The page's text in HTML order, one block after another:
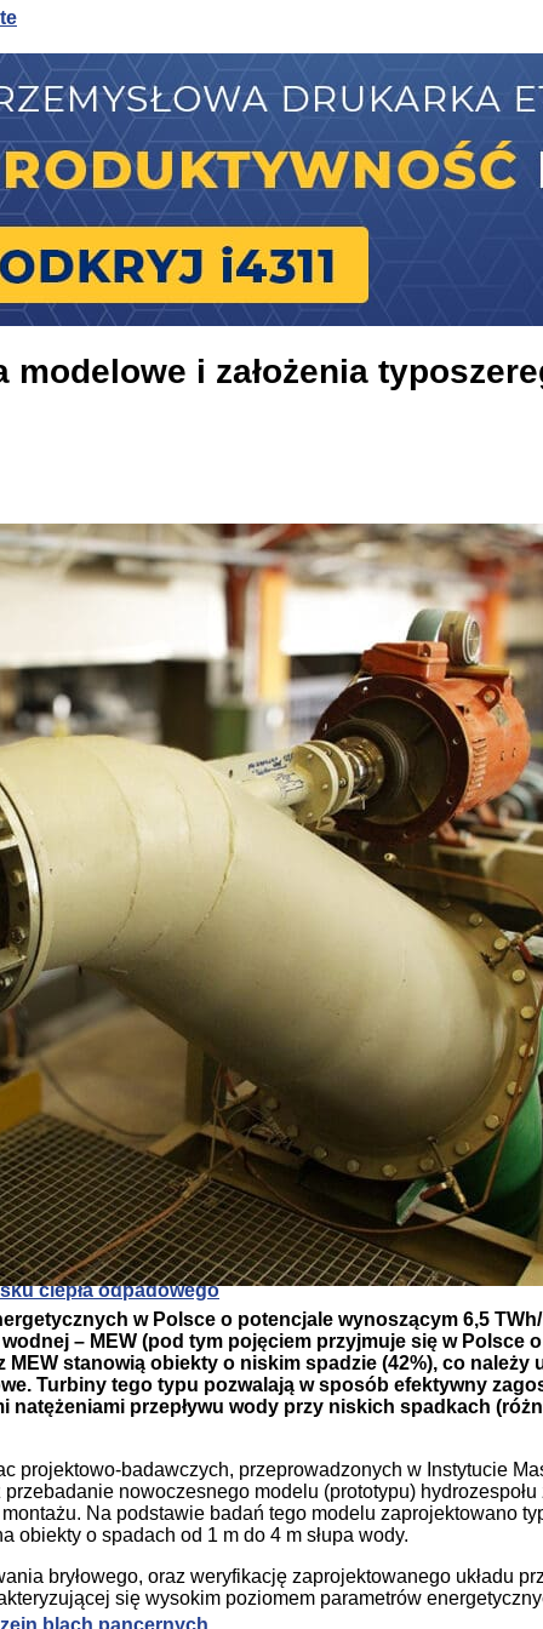
chłodzenia
ciepła odpadowego
blach pancernych
chłodzenia
ciepła odpadowego
blach pancernych
i założenia
w Polsce o potencjale wynoszącym 6,5 TWh/
– MEW (pod tym pojęciem przyjmuje się w Polsce
stanowią obiekty o niskim spadzie (42%), co
Turbiny tego typu pozwalają w sposób efektywny
przepływu wody przy niskich spadkach
badawczych, przeprowadzonych w Instytucie
nowoczesnego modelu (prototypu)
Na podstawie badań tego modelu zaprojektowano
o spadach od 1 m do 4 m słupa wody.
bryłowego, oraz weryfikację zaprojektowanego układu
się wysokim poziomem parametrów